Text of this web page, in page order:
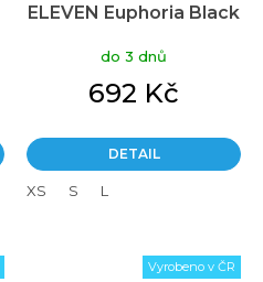
ELEVEN Euphoria Black
do 3 dnů
692 Kč
DETAIL
XS S L
Vyrobeno v ČR